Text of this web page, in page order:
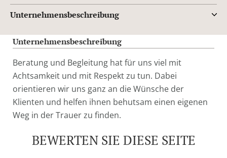
Unternehmensbeschreibung
Unternehmensbeschreibung
Beratung und Begleitung hat für uns viel mit
Achtsamkeit und mit Respekt zu tun. Dabei
orientieren wir uns ganz an die Wünsche der
Klienten und helfen ihnen behutsam einen eigenen
Weg in der Trauer zu finden.
BEWERTEN SIE DIESE SEITE